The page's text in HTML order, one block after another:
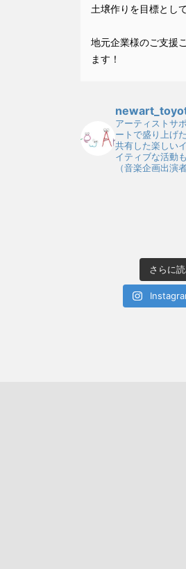
土壌作りを目標とし
地元企業様のご支援
ます！
アーティストサ
ートで盛り上げ
共有した楽しい
イティブな活動も
（音楽企画出演
さらに